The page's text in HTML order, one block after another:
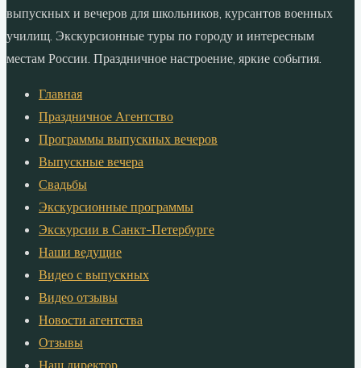
выпускных и вечеров для школьников, курсантов военных
училищ. Экскурсионные туры по городу и интересным
местам России. Праздничное настроение, яркие события.
Главная
Праздничное Агентство
Программы выпускных вечеров
Выпускные вечера
Свадьбы
Экскурсионные программы
Экскурсии в Санкт-Петербурге
Наши ведущие
Видео с выпускных
Видео отзывы
Новости агентства
Отзывы